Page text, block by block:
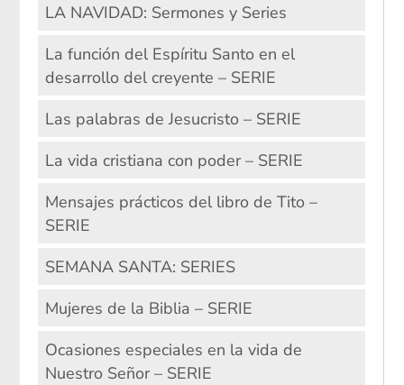
LA NAVIDAD: Sermones y Series
La función del Espíritu Santo en el
desarrollo del creyente – SERIE
Las palabras de Jesucristo – SERIE
La vida cristiana con poder – SERIE
Mensajes prácticos del libro de Tito –
SERIE
SEMANA SANTA: SERIES
Mujeres de la Biblia – SERIE
Ocasiones especiales en la vida de
Nuestro Señor – SERIE